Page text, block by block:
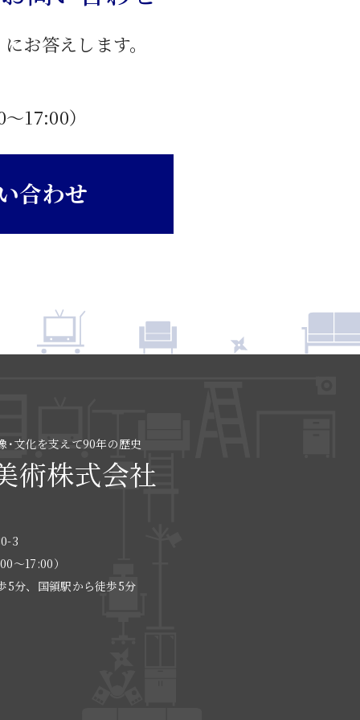
お答えします。
〜17:00）
合わせ
･文化を支えて90年の歴史
術株式会社
3
〜17:00）
分、国領駅から徒歩5分